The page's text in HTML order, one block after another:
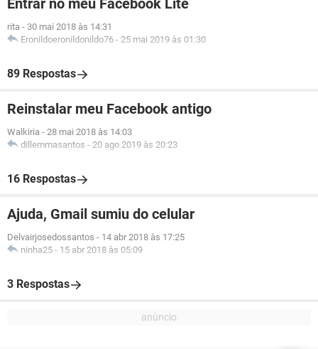
Entrar no meu Facebook Lite
rita - 30 mai 2018 às 14:31
Eronildoeronildonildo76 - 25 mai 2019 às 01:30
89 Respostas
Reinstalar meu Facebook antigo
Walkiria - 28 mai 2018 às 14:03
dillemmasantos - 20 ago 2019 às 20:23
16 Respostas
Ajuda, Gmail sumiu do celular
Delvairjosedossantos - 14 abr 2018 às 17:25
ninha25 - 15 abr 2018 às 05:09
3 Respostas